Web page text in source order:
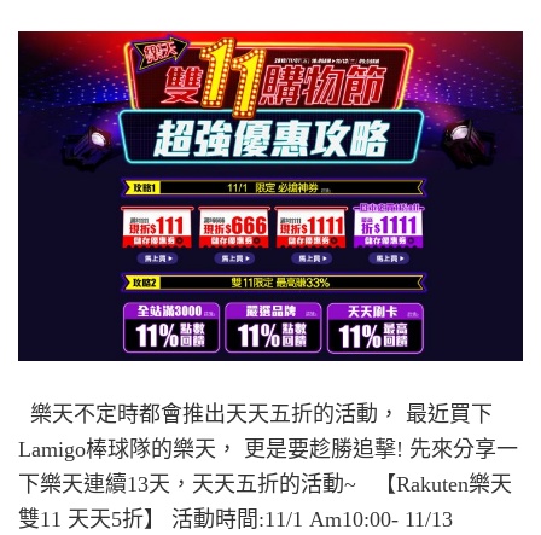
樂天不定時都會推出天天五折的活動， 最近買下
Lamigo棒球隊的樂天， 更是要趁勝追擊! 先來分享一
下樂天連續13天，天天五折的活動~ 【Rakuten樂天
雙11 天天5折】 活動時間:11/1 Am10:00- 11/13